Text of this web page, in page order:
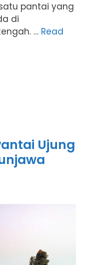
pantai yang
di
… Read
Ujung